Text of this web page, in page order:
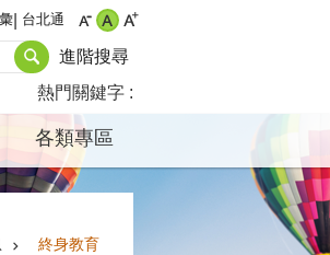
台北通
進階搜尋
熱門關鍵字
各類專區
終身教育